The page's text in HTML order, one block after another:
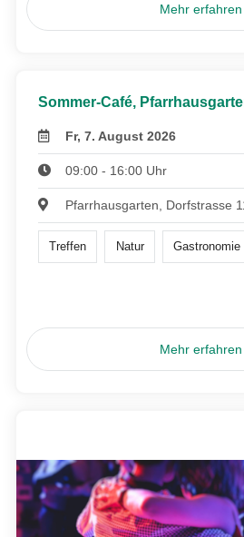
Mehr erfahren
Sommer-Café,
Fr, 7. August 2026
09:00 - 16:00 Uhr
Pfarrhausgarten, Dorfstrasse
Treffen Natur Gastronomie
Mehr erfahren